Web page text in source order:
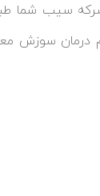
سیب شما
درمان سوزش